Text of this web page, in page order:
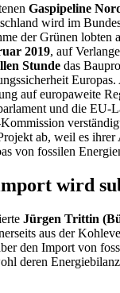
Gaspipeline
wird im
der Grünen lobten
2019, auf
Stunde das
auf europaweite
und die EU-
ab, weil es ihrer
von fossilen
wird
Jürgen Trittin
aus der
den Import von
deren